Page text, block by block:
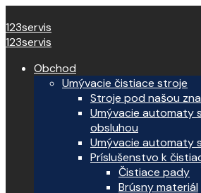
123servis
123servis
Obchod
Umývacie čistiace stroje
Stroje pod našou
Umývacie automaty
obsluhou
Umývacie automaty
Príslušenstvo k
Čistiace pady
Brúsny materiál